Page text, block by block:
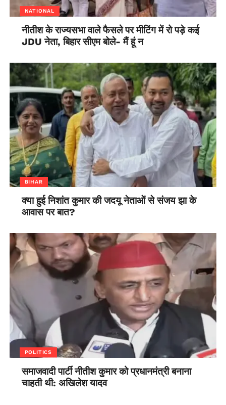
NATIONAL
नीतीश के राज्यसभा वाले फैसले पर मीटिंग में रो पड़े कई
JDU नेता, बिहार सीएम बोले- मैं हूं न
BIHAR
क्या हुई निशांत कुमार की जदयू नेताओं से संजय झा के
आवास पर बात?
POLITICS
समाजवादी पार्टी नीतीश कुमार को प्रधानमंत्री बनाना
चाहती थी: अखिलेश यादव